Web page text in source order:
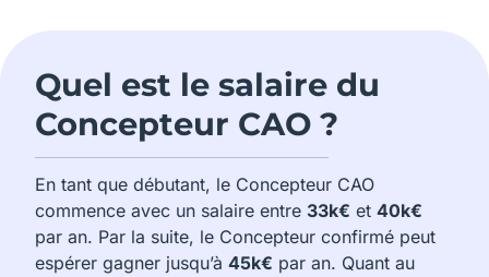
Quel est le salaire du
Concepteur CAO ?
En tant que débutant, le Concepteur CAO
commence avec un salaire entre 33k€ et 40k€
par an. Par la suite, le Concepteur confirmé peut
espérer gagner jusqu’à 45k€ par an. Quant au